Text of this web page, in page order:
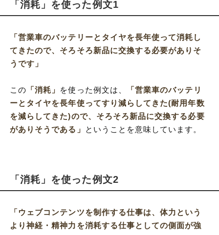
「消耗」を使った例文1
「営業車のバッテリーとタイヤを長年使って消耗し
てきたので、そろそろ新品に交換する必要がありそ
うです」
この 「消耗」 を使った例文は、
「営業車のバッテリ
ーとタイヤを長年使ってすり減らしてきた(耐用年数
を減らしてきた)ので、そろそろ新品に交換する必要
がありそうである」
ということを意味しています。
「消耗」を使った例文2
「ウェブコンテンツを制作する仕事は、体力という
より神経・精神力を消耗する仕事としての側面が強